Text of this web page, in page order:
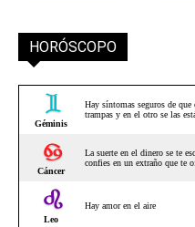
HORÓSCOPO